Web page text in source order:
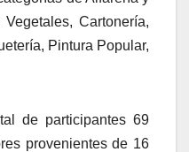
Cartonería,
Pintura Popular,
de participantes 69
provenientes de 16